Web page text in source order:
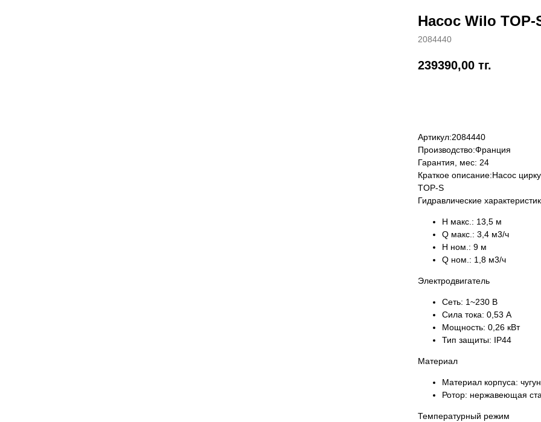
Насос Wilo TOP-
2084440
239390,00 тг.
Артикул:2084440
Производство:Франция
Гарантия, мес: 24
Краткое описание:Насос
TOP-S
Гидравлические
H макс.: 13,5 м
Q макс.: 3,4 м3/ч
H ном.: 9 м
Q ном.: 1,8 м3/ч
Электродвигатель
Сеть: 1~230 В
Сила тока: 0,53 А
Мощность: 0,26 кВт
Тип защиты: IP44
Материал
Материал корпуса: чугун
Ротор: нержавеющая
Температурный режим